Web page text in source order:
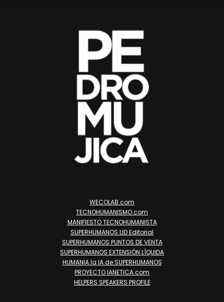
WECOLAB.com
TECNOHUMANISMO.com
MANIFIESTO TECNOHUMANISTA
SUPERHUMANOS LID Editorial
SUPERHUMANOS PUNTOS DE VENTA
SUPERHUMANOS EXTENSIÓN LÍQUIDA
HUMANIA la IA de SUPERHUMANOS
PROYECTO IANETICA.com
HELPERS SPEAKERS PROFILE